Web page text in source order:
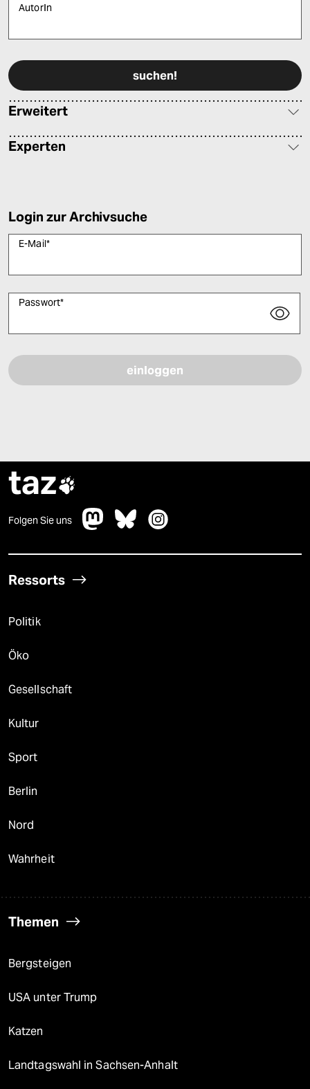
AutorIn
Erweitert
Experten
Login zur Archivsuche
E-Mail*
Passwort*
taz
Folgen Sie uns
Ressorts
Politik
Öko
Gesellschaft
Kultur
Sport
Berlin
Nord
Wahrheit
Themen
Bergsteigen
USA unter Trump
Katzen
Landtagswahl in Sachsen-Anhalt